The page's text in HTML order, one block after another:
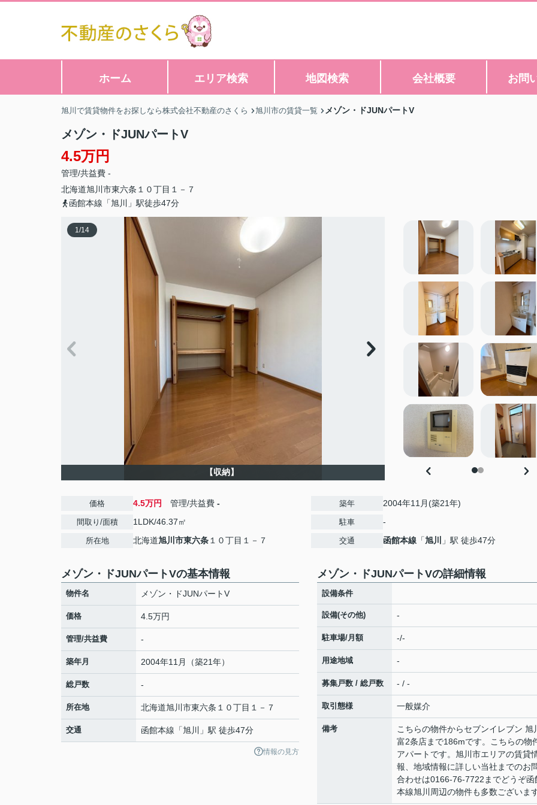
ホーム エリア検索 地図検索 会社概要 お問
旭川で賃貸物件をお探しなら株式会社不動産のさくら 旭川市の賃貸一覧 メゾン・ドJUNパートV
メゾン・ドJUNパートV
4.5万円
管理/共益費 -
北海道旭川市東六条 １０丁目１－７
函館本線「旭川」駅徒歩47分
1/14
【収納】
価格 4.5万円 管理/共益費 -
間取り/面積 1LDK/46.37㎡
所在地 北海道旭川市東六条 １０丁目１－７
築年 2004年11月(築21年)
駐車 -
交通 函館本線 「旭川 」駅 徒歩47分
メゾン・ドJUNパートVの基本情報
物件名 メゾン・ドJUNパートV
価格 4.5万円
管理/共益費 -
築年月 2004年11月（築21年）
総戸数 -
所在地 北海道旭川市東六条 １０丁目１－７
交通 函館本線 「旭川 」駅 徒歩47分
情報の見方
メゾン・ドJUNパートVの詳細情報
設備条件
設備(その他) -
駐車場/月額 -/-
用途地域 -
募集戸数 / 総戸数 - / -
取引態様 一般媒介
備考
こちらの物件からセブンイレブン 旭
富2条店まで186mです。こちらの物
アパートです。旭川市エリアの賃貸
報、地域情報に詳しい当社までのお
合わせは0166-76-7722までどうぞ函
本線旭川周辺の物件も多数ございま